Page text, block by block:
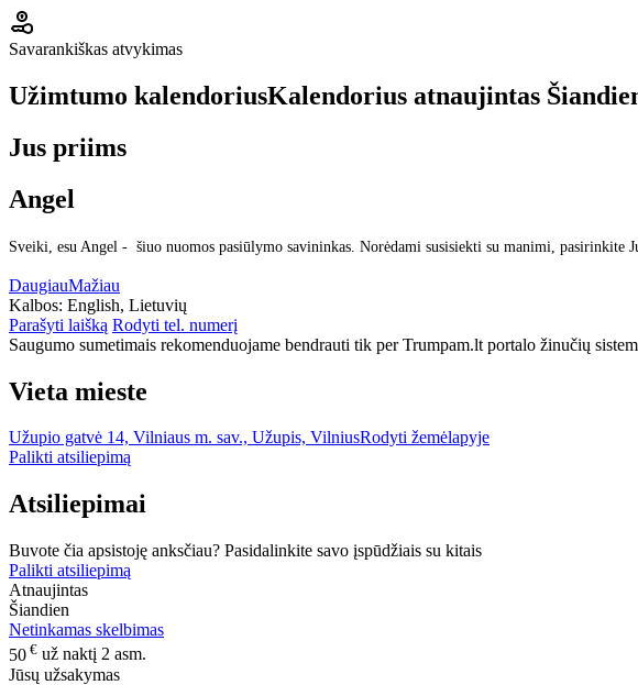
Savarankiškas atvykimas
Užimtumo kalendoriusKalendorius atnaujintas
Jus priims
Angel
Sveiki, esu Angel - šiuo nuomos pasiūlymo savininkas. Norėdami susisiekti su manimi, pasirinkite
DaugiauMažiau
Kalbos: English, Lietuvių
Parašyti laišką Rodyti tel. numerį
Saugumo sumetimais rekomenduojame bendrauti tik per Trumpam.lt portalo žinučių
Vieta mieste
Užupio gatvė 14, Vilniaus m. sav., Užupis, VilniusRodyti žemėlapyje
Palikti atsiliepimą
Atsiliepimai
Buvote čia apsistoję anksčiau? Pasidalinkite savo įspūdžiais su kitais
Palikti atsiliepimą
Atnaujintas
Šiandien
Netinkamas skelbimas
50 € už naktį 2 asm.
Jūsų užsakymas